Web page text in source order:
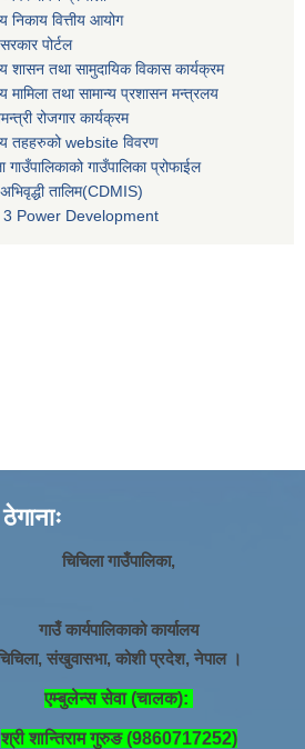
निकाय वित्तीय आयोग
पोर्टल
शासन तथा सामुदायिक विकास कार्यक्रम
मामिला तथा सामान्य प्रशासन मन्त्रलय
रोजगार कार्यक्रम
तहहरुको website विवरण
गाउँपालिकाको गाउँपालिका प्रोफाईल
अभिवृद्धी तालिम(CDMIS)
Power Development
चिचिला गाउँपालिका,
गाउँ कार्यपालिकाको कार्यालय
संखुवासभा, कोशी प्रदेश, नेपाल ।
एम्बुलेन्स सेवा (चालक):
श्री शान्तिराम गुरुङ (9860717252)